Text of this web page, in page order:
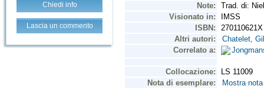
Chiedi info
Lascia un commento